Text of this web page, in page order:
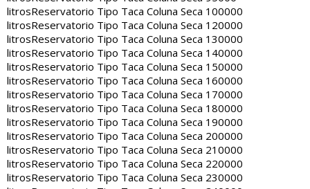
litrosReservatorio Tipo Taca Coluna Seca 100000
litrosReservatorio Tipo Taca Coluna Seca 120000
litrosReservatorio Tipo Taca Coluna Seca 130000
litrosReservatorio Tipo Taca Coluna Seca 140000
litrosReservatorio Tipo Taca Coluna Seca 150000
litrosReservatorio Tipo Taca Coluna Seca 160000
litrosReservatorio Tipo Taca Coluna Seca 170000
litrosReservatorio Tipo Taca Coluna Seca 180000
litrosReservatorio Tipo Taca Coluna Seca 190000
litrosReservatorio Tipo Taca Coluna Seca 200000
litrosReservatorio Tipo Taca Coluna Seca 210000
litrosReservatorio Tipo Taca Coluna Seca 220000
litrosReservatorio Tipo Taca Coluna Seca 230000